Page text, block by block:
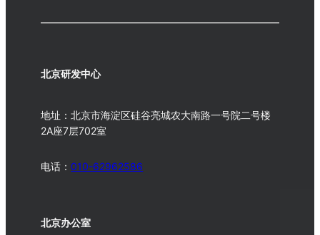
北京研发中心
地址：北京市海淀区硅谷亮城农大南路一号院二号楼
2A座7层702室
电话：010-62962586
北京办公室